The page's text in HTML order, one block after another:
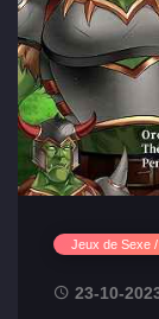
Jeux de Sexe
23-10-